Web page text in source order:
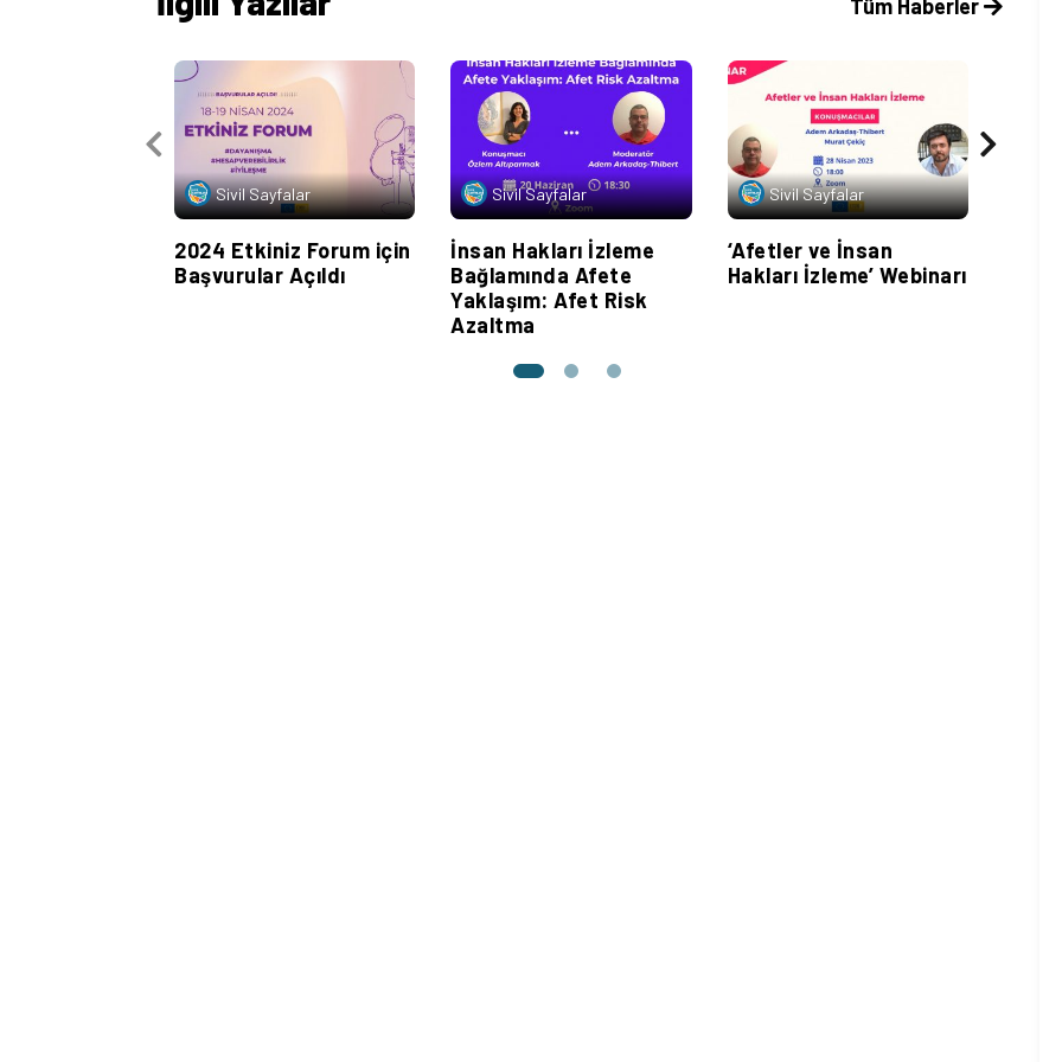
Tüm Haberler
Sivil Sayfalar
2024 Etkiniz Forum için
Başvurular Açıldı
Sivil Sayfalar
İnsan Hakları İzleme
Bağlamında Afete
Yaklaşım: Afet Risk
Azaltma
Sivil Sayfalar
‘Afetler ve İnsan
Hakları İzleme’ Webinarı